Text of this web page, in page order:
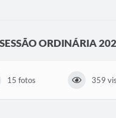
ORDINÁRIA
15 fotos 359